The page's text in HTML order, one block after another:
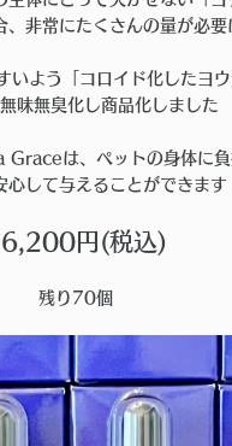
、非常にたくさんの量が必要
よう「コロイド化したヨ
味無臭化し商品化しました
Graceは、ペットの身体に負
心して与えることができます
円(税込)
残り70個